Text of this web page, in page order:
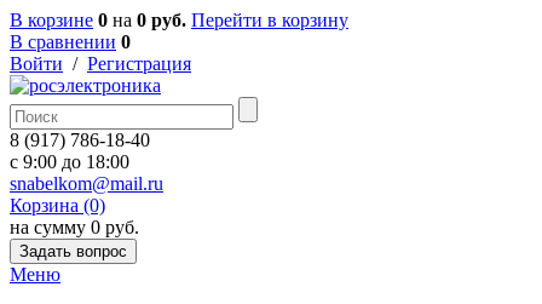
В корзине 0 на 0 руб. Перейти в корзину
В сравнении 0
Войти / Регистрация
8 (917) 786-18-40
c 9:00 до 18:00
snabelkom@mail.ru
Корзина (0)
на сумму 0 руб.
Задать вопрос
Меню